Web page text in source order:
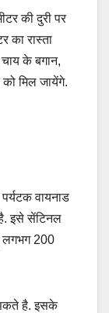
की दुरी पर
का रास्ता
के बगान,
को मिल जायेंगे.
वायनाड
इसे सेंटिनल
लगभग 200
है. इसके